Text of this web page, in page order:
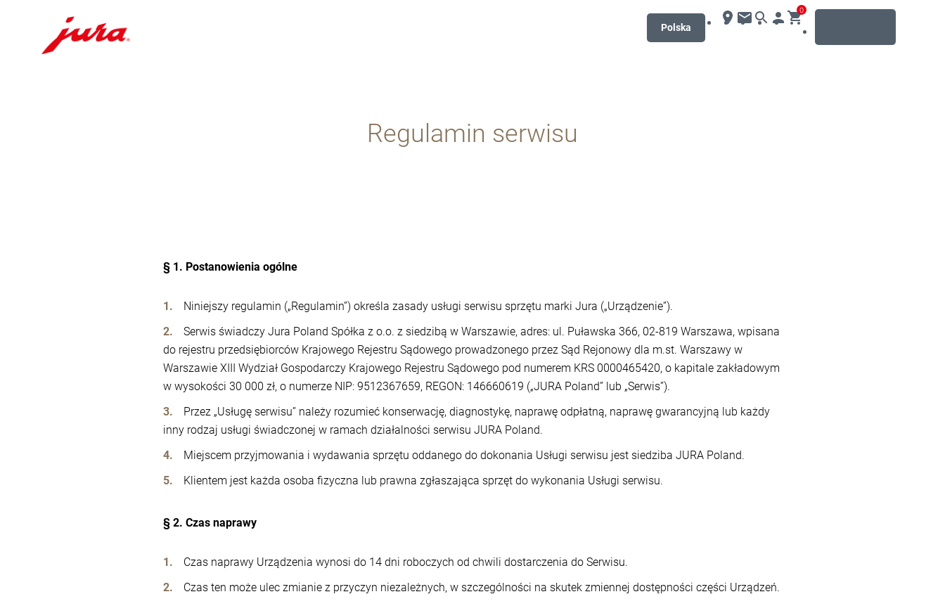
Polska
0
Regulamin serwisu
§ 1. Postanowienia ogólne
Niniejszy regulamin („Regulamin”) określa zasady usługi serwisu sprzętu marki Jura („Urządzenie”).
Serwis świadczy Jura Poland Spółka z o.o. z siedzibą w Warszawie, adres: ul. Puławska 366, 02-819 Warszawa, wpisana
do rejestru przedsiębiorców Krajowego Rejestru Sądowego prowadzonego przez Sąd Rejonowy dla m.st. Warszawy w
Warszawie XIII Wydział Gospodarczy Krajowego Rejestru Sądowego pod numerem KRS 0000465420, o kapitale zakładowym
w wysokości 30 000 zł, o numerze NIP: 9512367659, REGON: 146660619 („JURA Poland” lub „Serwis”).
Przez „Usługę serwisu” należy rozumieć konserwację, diagnostykę, naprawę odpłatną, naprawę gwarancyjną lub każdy
inny rodzaj usługi świadczonej w ramach działalności serwisu JURA Poland.
Miejscem przyjmowania i wydawania sprzętu oddanego do dokonania Usługi serwisu jest siedziba JURA Poland.
Klientem jest każda osoba fizyczna lub prawna zgłaszająca sprzęt do wykonania Usługi serwisu.
§ 2. Czas naprawy
Czas naprawy Urządzenia wynosi do 14 dni roboczych od chwili dostarczenia do Serwisu.
Czas ten może ulec zmianie z przyczyn niezależnych, w szczególności na skutek zmiennej dostępności części Urządzeń.